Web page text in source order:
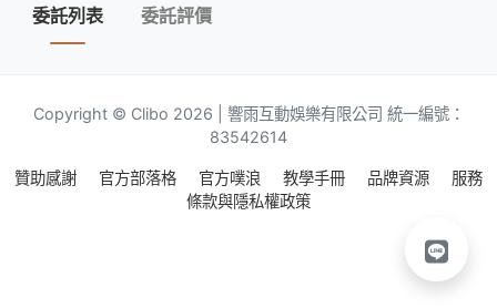
委託列表 委託評價
Copyright © Clibo 2026 | 響雨互動娛樂有限公司 統一編號：
83542614
贊助感謝 官方部落格 官方噗浪 教學手冊 品牌資源
服務
條款與隱私權政策